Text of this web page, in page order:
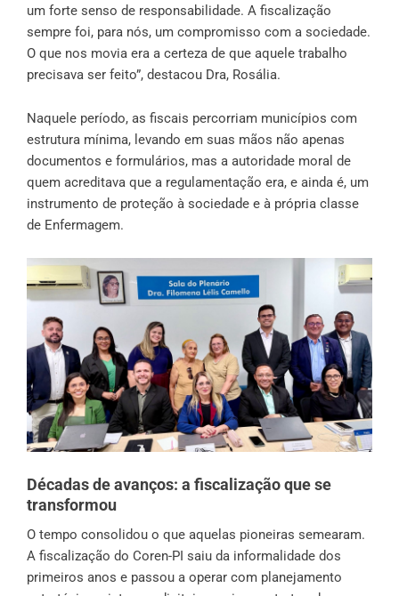
um forte senso de responsabilidade. A fiscalização
sempre foi, para nós, um compromisso com a sociedade.
O que nos movia era a certeza de que aquele trabalho
precisava ser feito”, destacou Dra, Rosália.
Naquele período, as fiscais percorriam municípios com
estrutura mínima, levando em suas mãos não apenas
documentos e formulários, mas a autoridade moral de
quem acreditava que a regulamentação era, e ainda é, um
instrumento de proteção à sociedade e à própria classe
de Enfermagem.
Décadas de avanços: a fiscalização que se
transformou
O tempo consolidou o que aquelas pioneiras semearam.
A fiscalização do Coren-PI saiu da informalidade dos
primeiros anos e passou a operar com planejamento